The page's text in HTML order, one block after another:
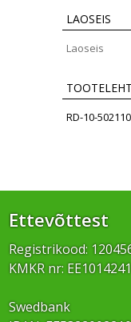
LAOSEIS
Laoseis
TOOTELEHT
RD-10-
Ettevõttest
Registrikood:
KMKR nr:
Swedbank